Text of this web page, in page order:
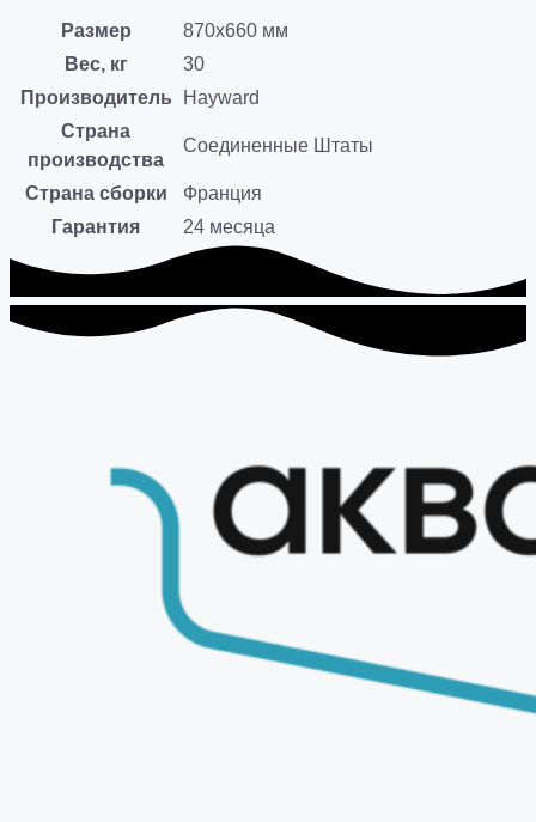
Размер
870х660 мм
Вес, кг
30
Производитель
Hayward
Страна
производства
Соединенные Штаты
Страна сборки
Франция
Гарантия
24 месяца